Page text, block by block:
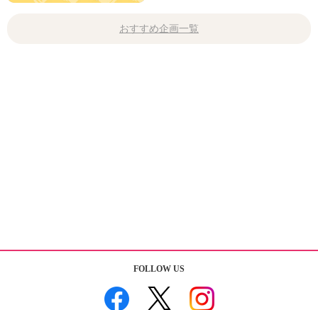
おすすめ企画一覧
FOLLOW US